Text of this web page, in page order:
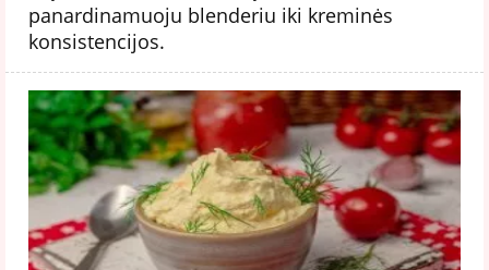
panardinamuoju blenderiu iki kreminės
konsistencijos.